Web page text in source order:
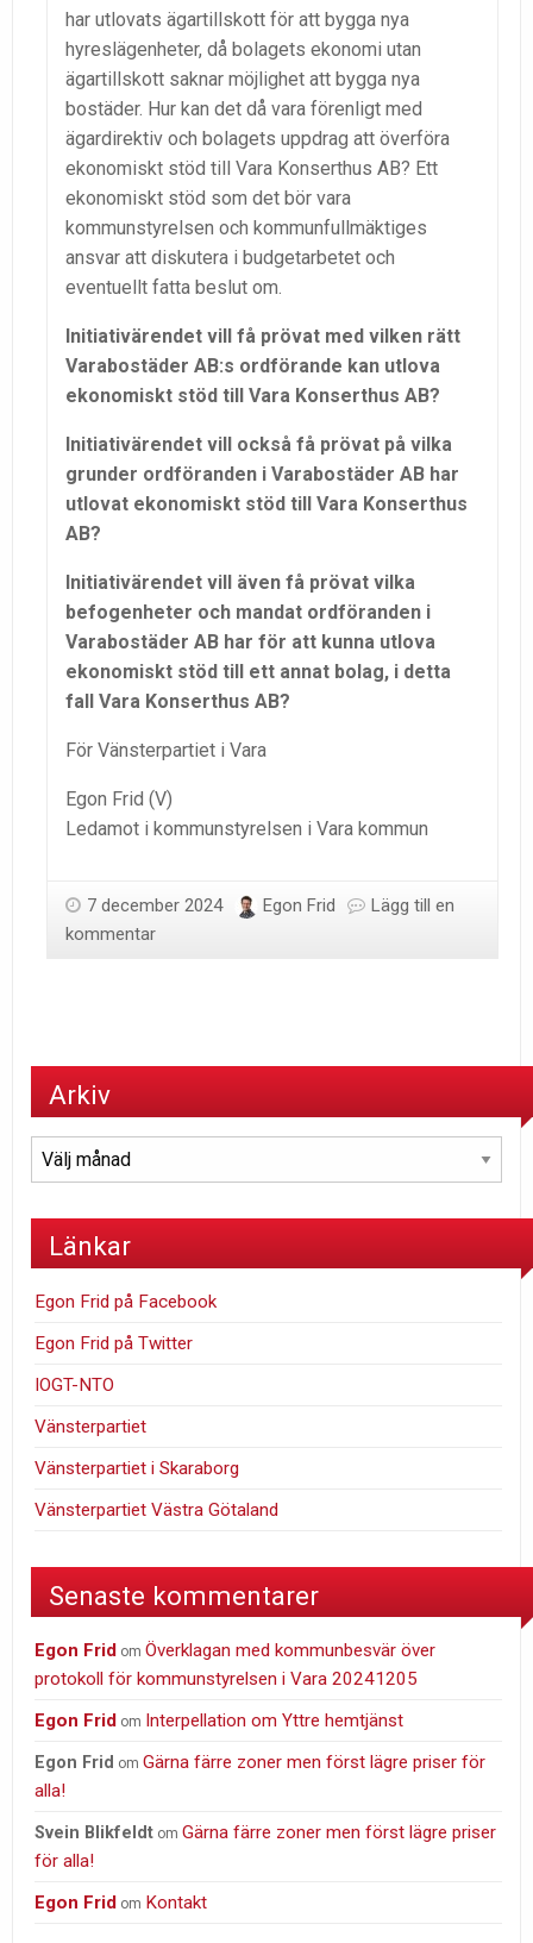
har utlovats ägartillskott för att bygga nya
hyreslägenheter, då bolagets ekonomi utan
ägartillskott saknar möjlighet att bygga nya
bostäder. Hur kan det då vara förenligt med
ägardirektiv och bolagets uppdrag att överföra
ekonomiskt stöd till Vara Konserthus AB? Ett
ekonomiskt stöd som det bör vara
kommunstyrelsen och kommunfullmäktiges
ansvar att diskutera i budgetarbetet och
eventuellt fatta beslut om.
Initiativärendet vill få prövat med vilken rätt
Varabostäder AB:s ordförande kan utlova
ekonomiskt stöd till Vara Konserthus AB?
Initiativärendet vill också få prövat på vilka
grunder ordföranden i Varabostäder AB har
utlovat ekonomiskt stöd till Vara Konserthus
AB?
Initiativärendet vill även få prövat vilka
befogenheter och mandat ordföranden i
Varabostäder AB har för att kunna utlova
ekonomiskt stöd till ett annat bolag, i detta
fall Vara Konserthus AB?
För Vänsterpartiet i Vara
Egon Frid (V)
Ledamot i kommunstyrelsen i Vara kommun
7 december 2024 Egon Frid
Lägg till en
kommentar
Arkiv
Arkiv
Länkar
Egon Frid på Facebook
Egon Frid på Twitter
IOGT-NTO
Vänsterpartiet
Vänsterpartiet i Skaraborg
Vänsterpartiet Västra Götaland
Senaste kommentarer
Egon Frid omÖverklagan med kommunbesvär över
protokoll för kommunstyrelsen i Vara 20241205
Egon Frid om Interpellation om Yttre hemtjänst
Egon Frid omGärna färre zoner men först lägre priser för
alla!
Svein Blikfeldt omGärna färre zoner men först lägre priser
för alla!
Egon Frid om Kontakt